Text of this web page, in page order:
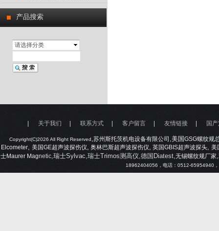
产品搜索
请选择分类
Copyright(C)2026 All Right Reserved,苏州斯托茨机电设备有限公司 ,美国GSG螺纹规
Elcometer,美国GE超声波探伤仪, 奥林巴斯超声波探伤仪, 英国GBIS超声波探头,美
士Maurer Magnetic,瑞士Sylvac,瑞士Trimos测高仪,德国Diatest,无锡螺纹规厂家,
18962404056 ，电话： 0512-65954940
关于我们 联系方式 客户留言 友情链接 国